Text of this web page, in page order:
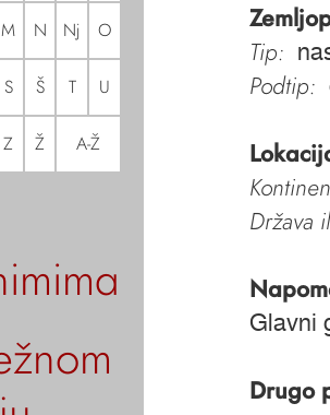
M N Nj O
S Š T U
Z Ž A-Ž
Tip:
Podtip:
Država
Glavni
Drugo